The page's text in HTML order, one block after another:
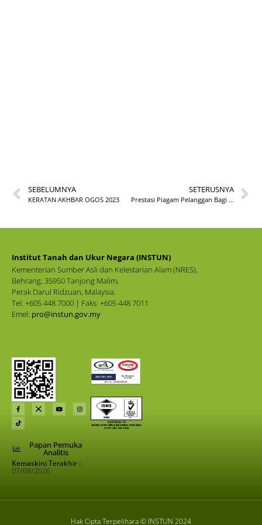
SEBELUMNYA
KERATAN AKHBAR OGOS 2023
SETERUSNYA
Prestasi Piagam Pelanggan Bagi Bulan Julai 2023
Institut Tanah dan Ukur Negara (INSTUN)
Kementerian Sumber Asli dan Kelestarian Alam (NRES),
Behrang, 35950 Tanjong Malim,
Perak Darul Ridzuan, Malaysia.
Tel: +605 448 7000 | Faks: +605 448 7011
Emel: pro@instun.gov.my
Papan Pemuka
Analitis
Kemaskini Terakhir :
07/08/2026
Hak Cipta Terpelihara © INSTUN 2024